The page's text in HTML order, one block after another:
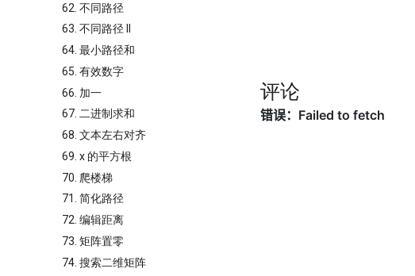
62. 不同路径
63. 不同路径 II
64. 最小路径和
65. 有效数字
66. 加一
67. 二进制求和
68. 文本左右对齐
69. x 的平方根
70. 爬楼梯
71. 简化路径
72. 编辑距离
73. 矩阵置零
74. 搜索二维矩阵
评论